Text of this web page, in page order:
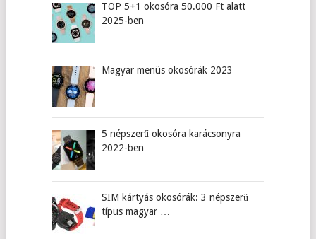
TOP 5+1 okosóra 50.000 Ft alatt
2025-ben
Magyar menüs okosórák 2023
5 népszerű okosóra karácsonyra
2022-ben
SIM kártyás okosórák: 3 népszerű
típus magyar …